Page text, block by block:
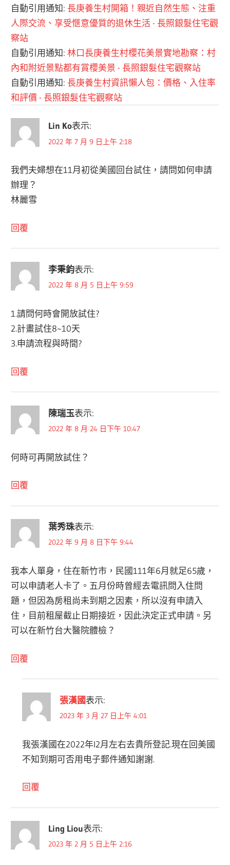
自動引用通知: 長庚養生村開箱！親近自然生態、注重
人際交流、享受愜意優質的退休生活 - 長照銀髮住宅觀
察站
自動引用通知:林口長庚養生村櫻花美景實地勘察：村
內和附近景點都有賞櫻美景 - 長照銀髮住宅觀察站
自動引用通知: 長庚養生村資訊懶人包：價格、入住率
和評價 - 長照銀髮住宅觀察站
Lin Ko表示:
2022 年 7 月 9 日上午 2:18
我們夫婦想在11月初從美國回台試住，請問如何申請
辦理？
林麗雪
回覆
李秉鈞表示:
2022 年 8 月 5 日上午 9:59
1.請問何時會開放試住?
2.計畫試住8~10天
3.申請流程與時間?
回覆
陳瑞玉表示:
2022 年 8 月 24 日下午 10:47
何時可再開放試住？
回覆
葉秀珠表示:
2022 年 9 月 8 日下午 9:44
我本人單身，住在新竹市，民國111年6月就足65歲，
可以申請老人卡了。五月份時曾經去電訊問入住問
題，但因為房租尚未到期之因素，所以沒有申請入
住，目前租屋截止日期接近，因此決定正式申請。另
可以在新竹台大醫院體檢？
回覆
張漢國表示:
2023 年 3 月 27 日上午 4:01
我張漢國在2022年l2月左右去貴所登記.現在回美國
不知到期可否用电子郵件通知謝謝.
回覆
Ling Liou表示:
2023 年 2 月 5 日上午 2:16